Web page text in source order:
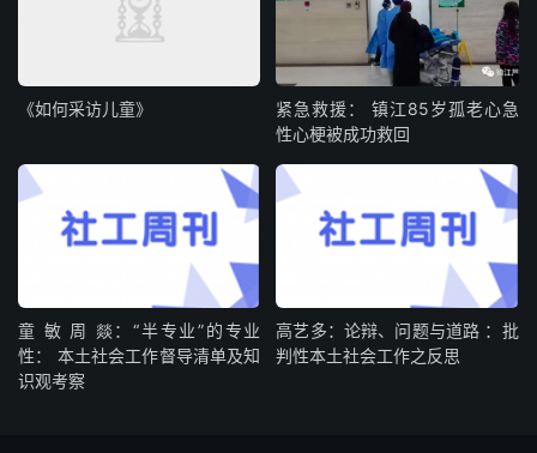
《如何采访儿童》
紧急救援： 镇江85岁孤老心急
性心梗被成功救回
童 敏 周 燚：“半专业”的专业
性： 本土社会工作督导清单及知
识观考察
高艺多：论辩、问题与道路 ：批
判性本土社会工作之反思